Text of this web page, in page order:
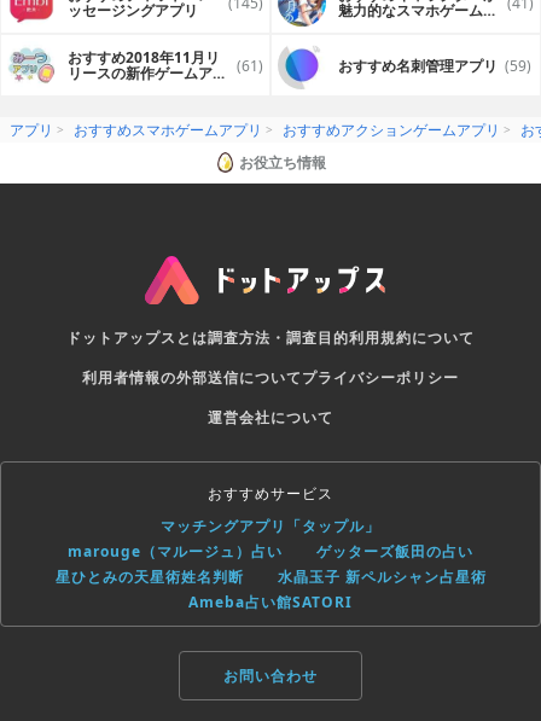
ッセージングアプリ 魅力的なスマホゲームア
おすすめ2018年11月リ
リースの新作ゲームアプ (61) おすすめ名刺管理アプリ (59)
アプリ おすすめスマホゲームアプリ おすすめアクションゲームアプリ
お
お役立ち情報
ドットアップスとは調査方法・調査目的利用規約について
利用者情報の外部送信についてプライバシーポリシー
運営会社について
おすすめサービス
マッチングアプリ「タップル」
marouge（マルージュ）占い
ゲッターズ飯田の占い
星ひとみの天星術姓名判断
水晶玉子 新ペルシャン占星術
Ameba占い館SATORI
お問い合わせ